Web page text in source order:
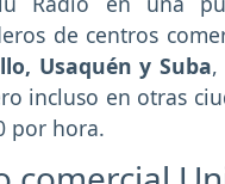
de centros
Usaquén y Suba,
incluso en otras
por hora.